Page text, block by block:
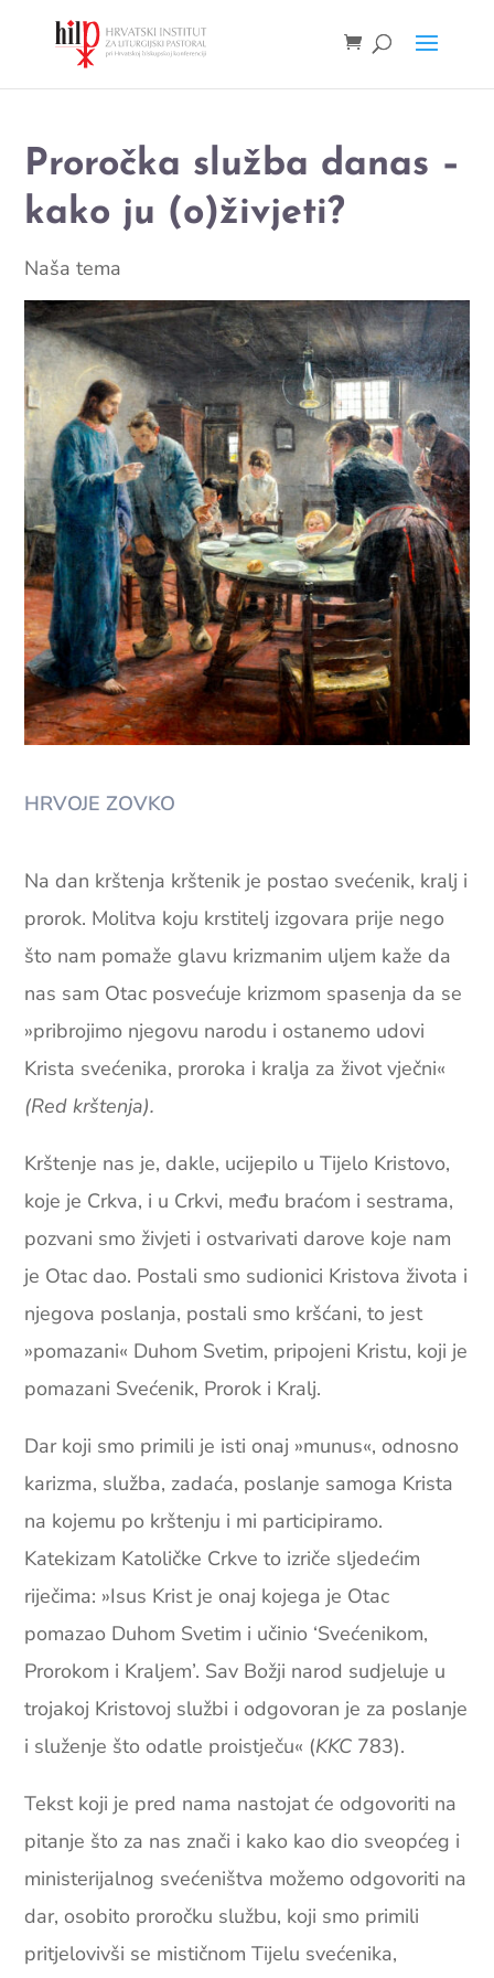
Proročka služba danas –
kako ju (o)živjeti?
Naša tema
HRVOJE ZOVKO
Na dan krštenja krštenik je postao svećenik, kralj i
prorok. Molitva koju krstitelj izgovara prije nego
što nam pomaže glavu krizmanim uljem kaže da
nas sam Otac posvećuje krizmom spasenja da se
»pribrojimo njegovu narodu i ostanemo udovi
Krista svećenika, proroka i kralja za život vječni«
(Red krštenja).
Krštenje nas je, dakle, ucijepilo u Tijelo Kristovo,
koje je Crkva, i u Crkvi, među braćom i sestrama,
pozvani smo živjeti i ostvarivati darove koje nam
je Otac dao. Postali smo sudionici Kristova života i
njegova poslanja, postali smo kršćani, to jest
»pomazani« Duhom Svetim, pripojeni Kristu, koji je
pomazani Svećenik, Prorok i Kralj.
Dar koji smo primili je isti onaj »munus«, odnosno
karizma, služba, zadaća, poslanje samoga Krista
na kojemu po krštenju i mi participiramo.
Katekizam Katoličke Crkve to izriče sljedećim
riječima: »Isus Krist je onaj kojega je Otac
pomazao Duhom Svetim i učinio ‘Svećenikom,
Prorokom i Kraljem’. Sav Božji narod sudjeluje u
trojakoj Kristovoj službi i odgovoran je za poslanje
i služenje što odatle proistječu« (KKC 783).
Tekst koji je pred nama nastojat će odgovoriti na
pitanje što za nas znači i kako kao dio sveopćeg i
ministerijalnog svećeništva možemo odgovoriti na
dar, osobito proročku službu, koji smo primili
pritjelovivši se mističnom Tijelu svećenika,